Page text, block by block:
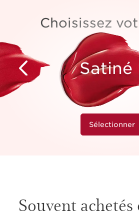
Choisissez
Satiné
Sélectionner
Souvent